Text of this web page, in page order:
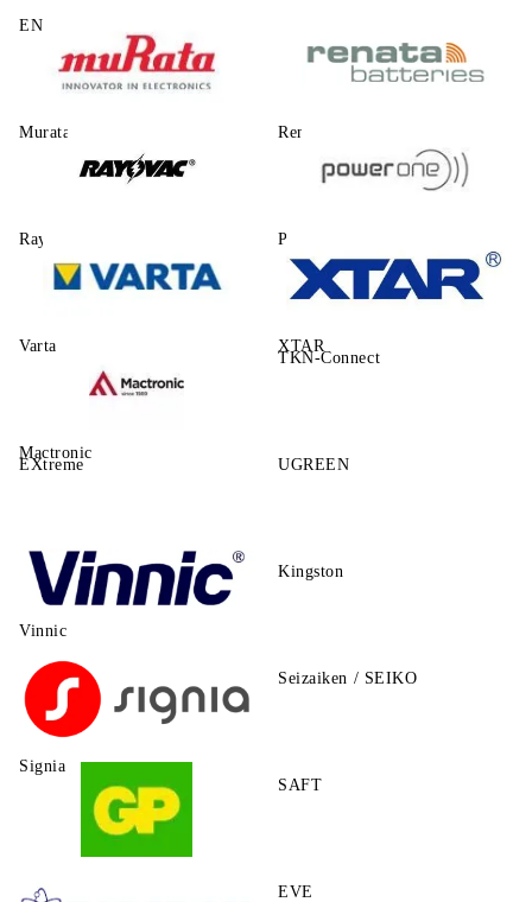
ENERGIZER
Murata Renata
Rayovac Power One
Varta XTAR
Mactronic
TKN-Connect
EXtreme UGREEN
Vinnic
Kingston
Signia
Seizaiken / SEIKO
SAFT
EVE